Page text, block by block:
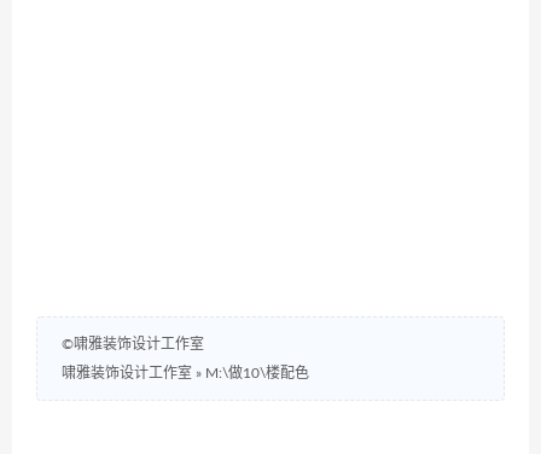
©啸雅装饰设计工作室
啸雅装饰设计工作室 » M:\做10\楼配色